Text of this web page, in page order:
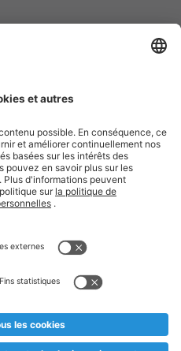
et mentions légales
et jusqu'à
étudié, nous serions
Prix Recupel et TVA incl.
masculine a été adoptée